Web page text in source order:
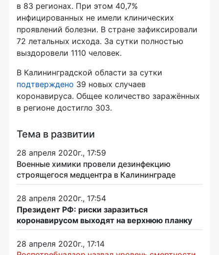
в 83 регионах. При этом 40,7%
инфицированных не имели клинических
проявлений болезни. В стране зафиксировали
72 летальных исхода. За сутки полностью
выздоровели 1110 человек.
В Калининградской области за сутки
подтверждено 39 новых случаев
коронавируса. Общее количество заражённых
в регионе достигло 303.
Тема в развитии
28 апреля 2020г., 17:59
Военные химики провели дезинфекцию
строящегося медцентра в Калининграде
28 апреля 2020г., 17:54
Президент РФ: риски заразиться
коронавирусом выходят на верхнюю планку
28 апреля 2020г., 17:14